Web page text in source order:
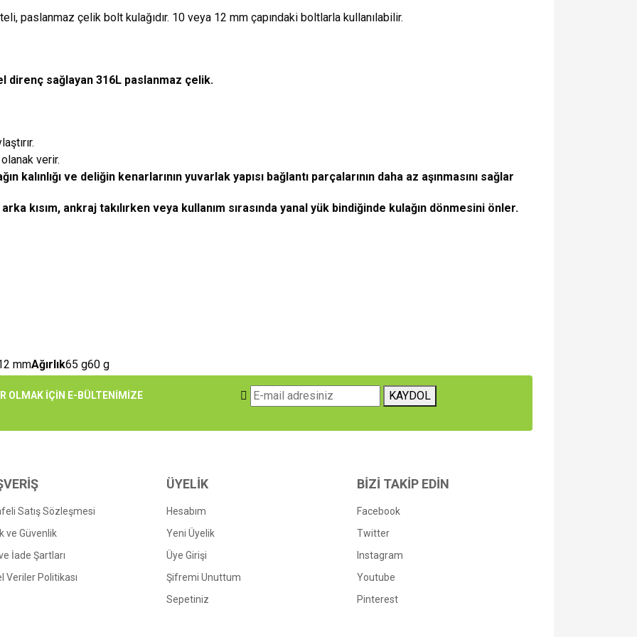
paslanmaz çelik bolt kulağıdır. 10 veya 12 mm çapındaki boltlarla kullanılabilir.
direnç sağlayan 316L paslanmaz çelik.
verir.
kalınlığı ve deliğin kenarlarının yuvarlak yapısı bağlantı parçalarının daha az aşınmasını sağlar
kısım, ankraj takılırken veya kullanım sırasında yanal yük bindiğinde kulağın dönmesini önler.
mmAğırlık65 g60 g
diğer konularda yetersiz gördüğünüz noktaları öneri formunu kullanarak tarafımıza iletebilirsiniz.
OLMAK İÇİN E-BÜLTENİMİZE
KAYDOL
Satış Sözleşmesi
ve Güvenlik
İade Şartları
Veriler Politikası
ÜYELİK
Hesabım
Yeni Üyelik
Üye Girişi
Şifremi Unuttum
Sepetiniz
BİZİ TAKİP EDİN
Facebook
Twitter
Instagram
Youtube
Pinterest